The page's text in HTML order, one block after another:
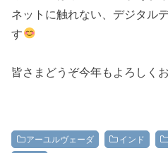
ネットに触れない、デジタル
す
皆さまどうぞ今年もよろしく
アーユルヴェーダ インド